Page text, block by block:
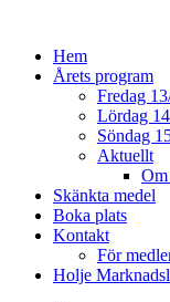
innehållHem
Årets program
Fredag
Lördag
Söndag
Aktuellt
Om
Skänkta medel
Boka plats
Kontakt
För
Holje